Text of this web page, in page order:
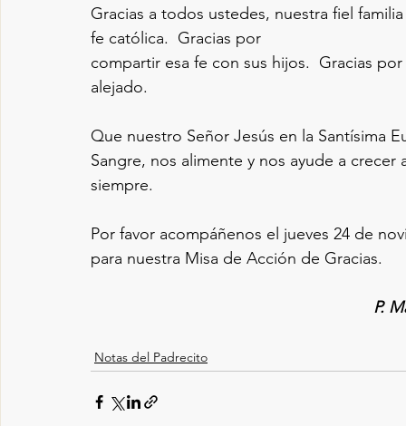
Gracias a todos ustedes, nuestra fiel
fe católica.  Gracias por
compartir esa fe con sus hijos.  Gracias
alejado.
Que nuestro Señor Jesús en la Santísima
Sangre, nos alimente y nos ayude a
siempre.
Por favor acompáñenos el jueves 24 de
para nuestra Misa de Acción de Gracias.
P.
Notas del Padrecito